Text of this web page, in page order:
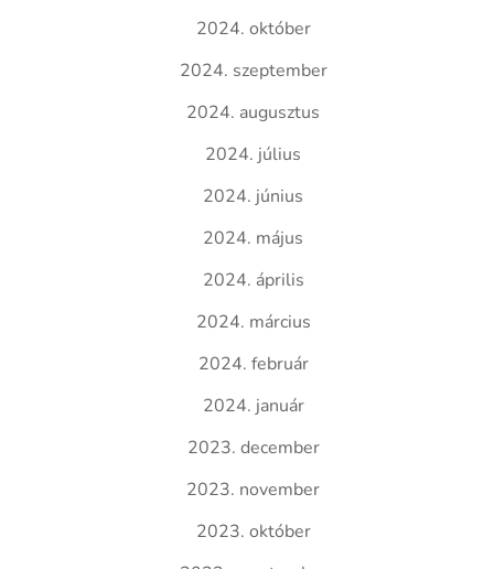
2024. október
2024. szeptember
2024. augusztus
2024. július
2024. június
2024. május
2024. április
2024. március
2024. február
2024. január
2023. december
2023. november
2023. október